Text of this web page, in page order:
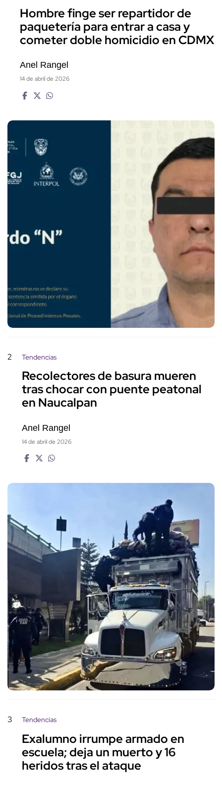
Hombre finge ser repartidor de
paquetería para entrar a casa y
cometer doble homicidio en CDMX
Anel Rangel
14 de abril de 2026
2 Tendencias
Recolectores de basura mueren
tras chocar con puente peatonal
en Naucalpan
Anel Rangel
14 de abril de 2026
3 Tendencias
Exalumno irrumpe armado en
escuela; deja un muerto y 16
heridos tras el ataque